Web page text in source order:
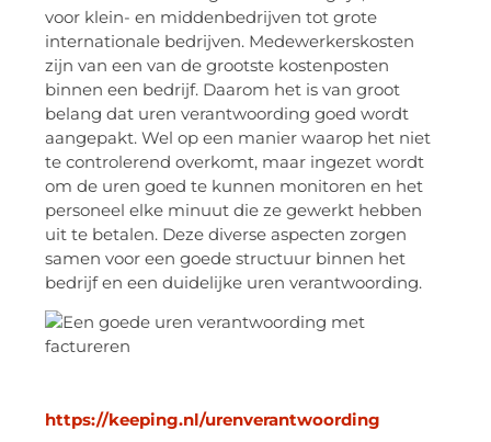
voor klein- en middenbedrijven tot grote
internationale bedrijven. Medewerkerskosten
zijn van een van de grootste kostenposten
binnen een bedrijf. Daarom het is van groot
belang dat uren verantwoording goed wordt
aangepakt. Wel op een manier waarop het niet
te controlerend overkomt, maar ingezet wordt
om de uren goed te kunnen monitoren en het
personeel elke minuut die ze gewerkt hebben
uit te betalen. Deze diverse aspecten zorgen
samen voor een goede structuur binnen het
bedrijf en een duidelijke uren verantwoording.
https://keeping.nl/urenverantwoording